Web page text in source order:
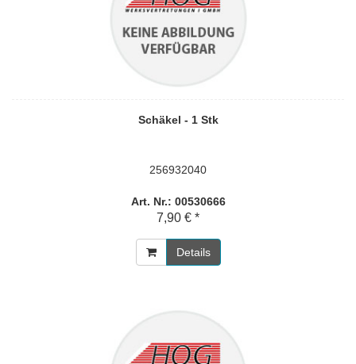
Schäkel - 1 Stk
256932040
Art. Nr.: 00530666
7,90 € *
Details